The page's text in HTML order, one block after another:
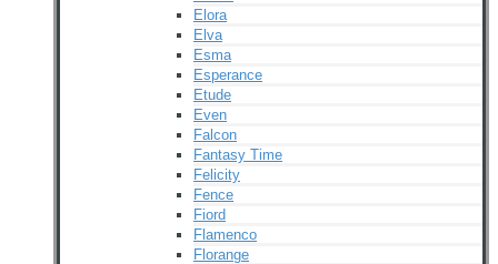
Elora
Elva
Esma
Esperance
Etude
Even
Falcon
Fantasy Time
Felicity
Fence
Fiord
Flamenco
Florange